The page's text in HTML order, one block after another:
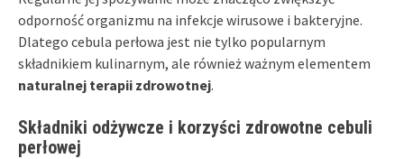
odporność organizmu na infekcje wirusowe i bakteryjne.
Dlatego cebula perłowa jest nie tylko popularnym
składnikiem kulinarnym, ale również ważnym elementem
naturalnej terapii zdrowotnej.
Składniki odżywcze i korzyści zdrowotne cebuli
perłowej